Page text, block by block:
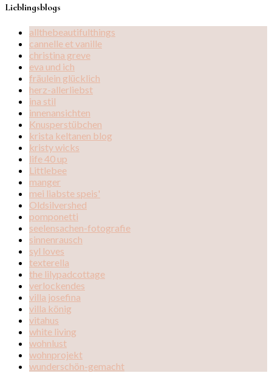
Lieblingsblogs
allthebeautifulthings
cannelle et vanille
christina greve
eva und ich
fräulein glücklich
herz-allerliebst
ina stil
innenansichten
Knusperstübchen
krista keltanen blog
kristy wicks
life 40 up
Littlebee
manger
mei liabste speis'
Oldsilvershed
pomponetti
seelensachen-fotografie
sinnenrausch
syl loves
texterella
the lilypadcottage
verlockendes
villa josefina
villa könig
vitahus
white living
wohnlust
wohnprojekt
wunderschön-gemacht